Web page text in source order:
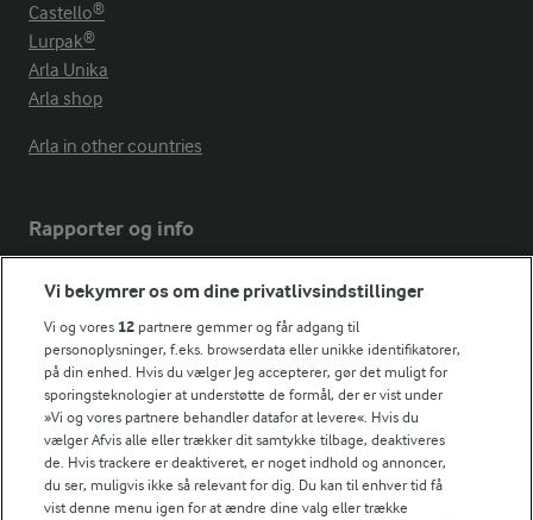
Castello®
Lurpak®
Arla Unika
Arla shop
Arla in other countries
Rapporter og info
Årsrapport
FarmAhead™ Check rapport
Andelshaverinfo: Mælkepris
Fødevarestyrelsens smiley-rapporter for Arla Foods
Fødevarestyrelsens smiley-rapporter for Jörd
Fødevarestyrelsens smiley-rapporter for Lurpak PB
Vi bekymrer os om dine privatlivsindstillinger
Vi og vores 12 partnere gemmer og får adgang til
personoplysninger, f.eks. browserdata eller unikke identifikatorer,
på din enhed. Hvis du vælger Jeg accepterer, gør det muligt for
sporingsteknologier at understøtte de formål, der er vist under
»Vi og vores partnere behandler datafor at levere«. Hvis du
vælger Afvis alle eller trækker dit samtykke tilbage, deaktiveres
de. Hvis trackere er deaktiveret, er noget indhold og annoncer,
du ser, muligvis ikke så relevant for dig. Du kan til enhver tid få
vist denne menu igen for at ændre dine valg eller trække